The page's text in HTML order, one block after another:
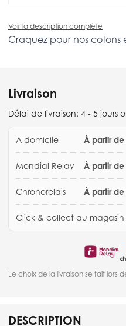
Voir la description complète
Craquez pour nos cotons
Livraison
Délai de livraison: 4 - 5 jours
A domicile À partir de
Mondial Relay À partir de
Chronorelais À partir de
Click & collect au
Le choix de la livraison se fait lors
DESCRIPTION